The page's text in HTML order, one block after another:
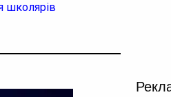
школярів